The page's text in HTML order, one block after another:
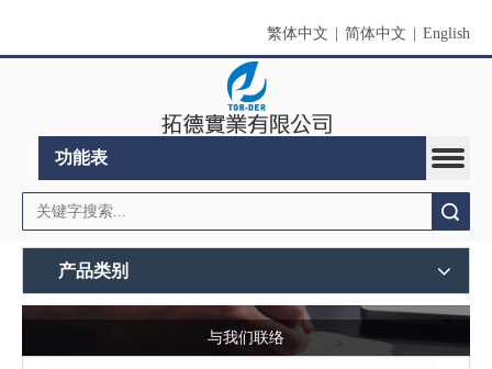
繁体中文 简体中文 English
功能表
产品类别
与我们联络